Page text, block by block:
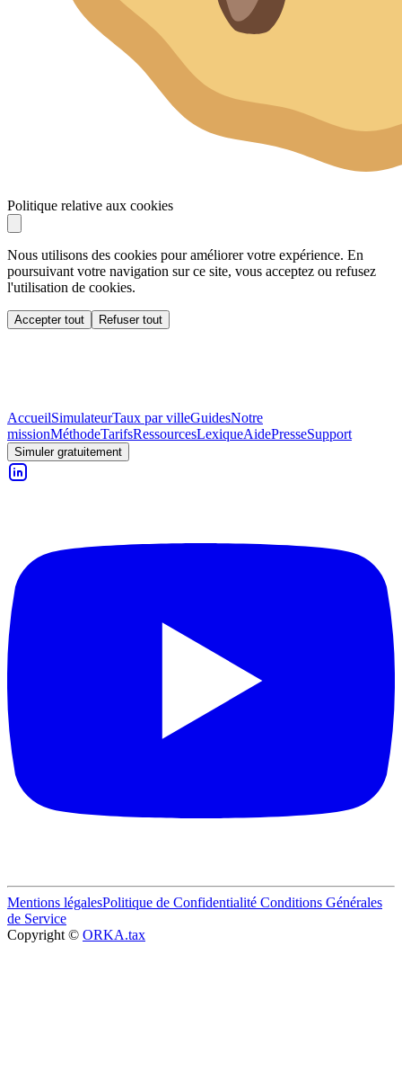
Politique relative aux cookies
Nous utilisons des cookies pour améliorer votre expérience. En
poursuivant votre navigation sur ce site, vous acceptez ou refusez
l'utilisation de cookies.
Accepter tout Refuser tout
AccueilSimulateurTaux par villeGuidesNotre
missionMéthodeTarifsRessourcesLexiqueAidePresseSupport
Simuler gratuitement
Mentions légalesPolitique de Confidentialité Conditions Générales
de Service
Copyright © ORKA.tax